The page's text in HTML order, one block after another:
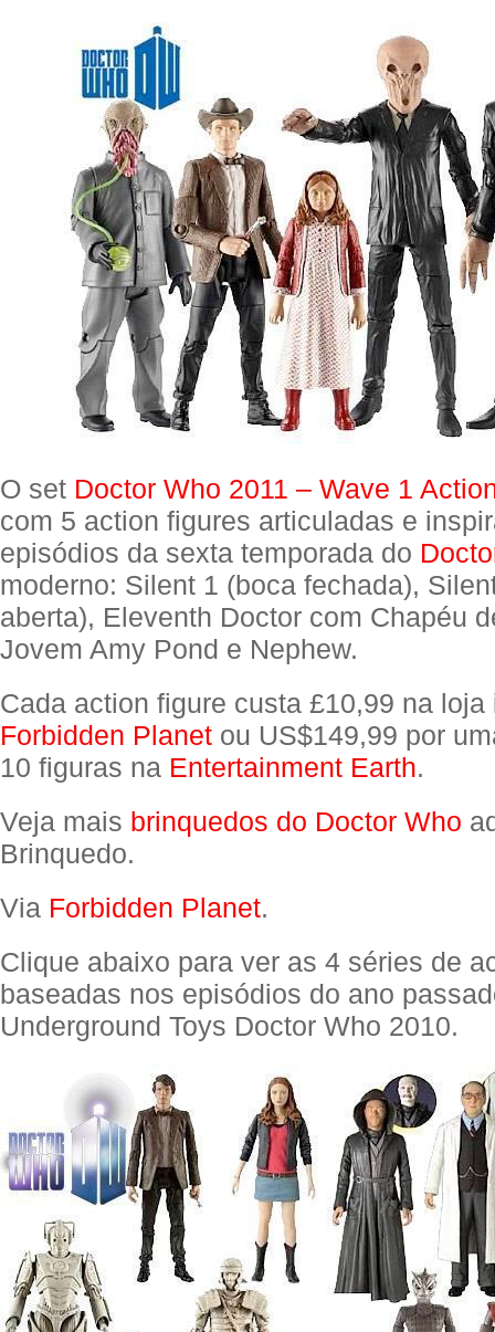
O set Doctor Who 2011 – Wave 1
com 5 action figures articuladas e
episódios da sexta temporada do
moderno: Silent 1 (boca fechada),
aberta), Eleventh Doctor com Chapéu
Jovem Amy Pond e Nephew.
Cada action figure custa £10,99 na loja
Forbidden Planet ou US$149,99 por
10 figuras na Entertainment Earth.
Veja mais brinquedos do Doctor Who
Brinquedo.
Via Forbidden Planet.
Clique abaixo para ver as 4 séries de
baseadas nos episódios do ano
Underground Toys Doctor Who 2010.